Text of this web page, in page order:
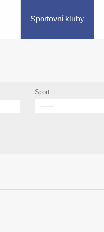
Sportovní kluby
Sport
------